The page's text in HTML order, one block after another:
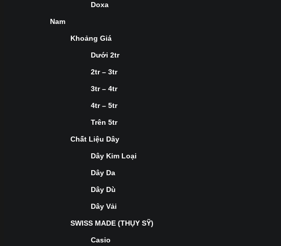
Doxa
Nam
Khoảng Giá
Dưới 2tr
2tr – 3tr
3tr – 4tr
4tr – 5tr
Trên 5tr
Chất Liệu Dây
Dây Kim Loại
Dây Da
Dây Dù
Dây Vải
SWISS MADE (THỤY SỸ)
Casio